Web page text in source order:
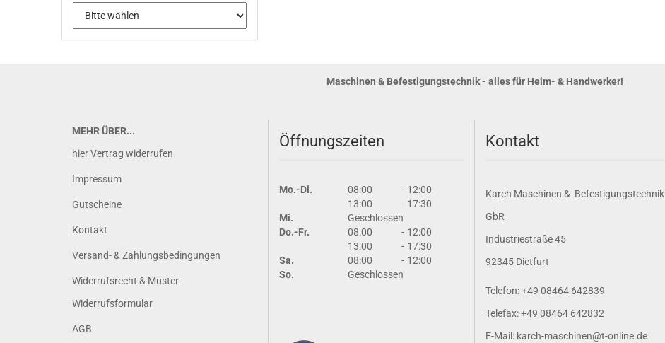
Maschinen & Befestigungstechnik - alles für Heim- & Handwerker!
MEHR ÜBER...
hier Vertrag widerrufen
Impressum
Gutscheine
Kontakt
Versand- & Zahlungsbedingungen
Widerrufsrecht & Muster-
Widerrufsformular
AGB
Öffnungszeiten
Mo.-Di. 08:00 - 12:00
13:00
- 17:30
Mi.
Geschlossen
Do.-Fr.
08:00 - 12:00
13:00
- 17:30
Sa.
08:00 - 12:00
So.
Geschlossen
Kontakt
Karch Maschinen & Befestigungstechnik
GbR
Industriestraße 45
92345 Dietfurt
Telefon: +49 08464 642839
Telefax: +49 08464 642832
E-Mail: karch-maschinen@t-online.de